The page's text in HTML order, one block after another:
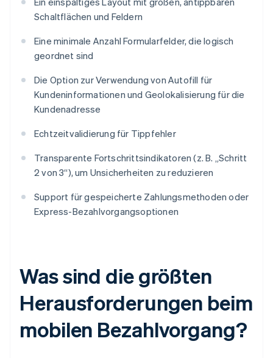
Schaltflächen und Feldern
Eine minimale Anzahl Formularfelder, die logisch
geordnet sind
Die Option zur Verwendung von Autofill für
Kundeninformationen und Geolokalisierung für die
Kundenadresse
Echtzeitvalidierung für Tippfehler
Transparente Fortschrittsindikatoren (z. B. „Schritt
2 von 3“), um Unsicherheiten zu reduzieren
Support für gespeicherte Zahlungsmethoden oder
Express-Bezahlvorgangsoptionen
Was sind die größten
Herausforderungen beim
mobilen Bezahlvorgang?